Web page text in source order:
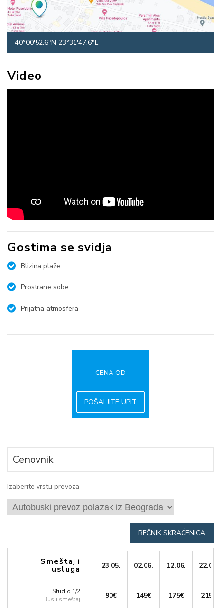
40°00'52.6"N 23°31'47.6"E
Video
Gostima se svidja
Blizina plaže
Prostrane sobe
Prijatna atmosfera
CENA OD
POŠALJITE UPIT
Cenovnik
Izaberite vrstu prevoza
REČNIK SKRAĆENICA
Smeštaj i
usluga
Studio 1/2
Bus i smeštaj
23.05.
90€
02.06.
145€
12.06.
175€
22.06.
215€